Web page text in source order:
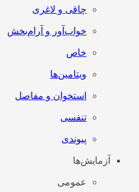
چاقی و لاغری
خواب‌آور و آرام‌بخش
خاص
ویتامین‌ها
استخوان و مفاصل
تنفسی
پیوندی
آزمایش‌ها
عمومی